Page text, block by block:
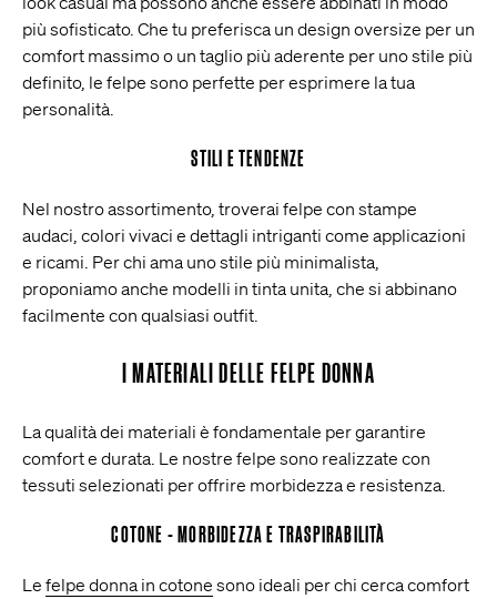
più sofisticato. Che tu preferisca un design oversize per un
comfort massimo o un taglio più aderente per uno stile più
definito, le felpe sono perfette per esprimere la tua
personalità.
STILI E TENDENZE
Nel nostro assortimento, troverai felpe con stampe
audaci, colori vivaci e dettagli intriganti come applicazioni
e ricami. Per chi ama uno stile più minimalista,
proponiamo anche modelli in tinta unita, che si abbinano
facilmente con qualsiasi outfit.
I MATERIALI DELLE FELPE DONNA
La qualità dei materiali è fondamentale per garantire
comfort e durata. Le nostre felpe sono realizzate con
tessuti selezionati per offrire morbidezza e resistenza.
COTONE - MORBIDEZZA E TRASPIRABILITÀ
Le felpe donna in cotone sono ideali per chi cerca comfort